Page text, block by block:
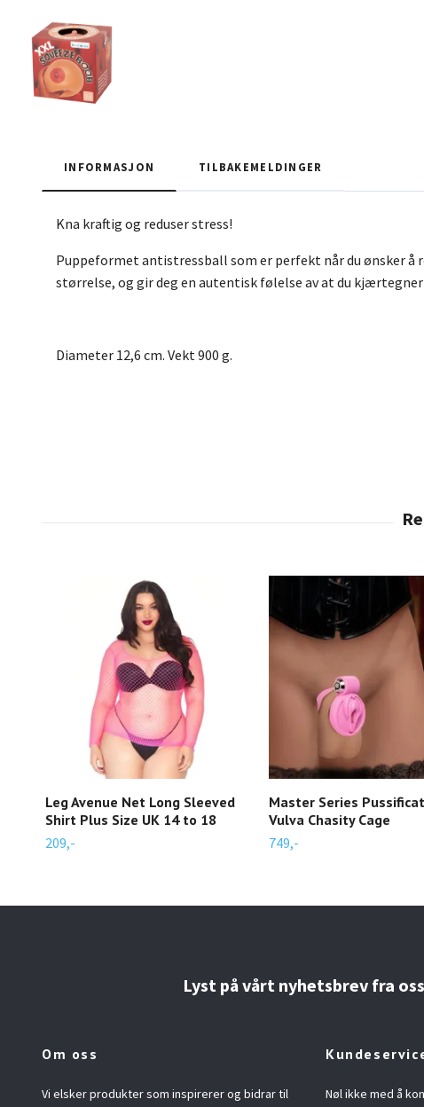
INFORMASJON TILBAKEMELDINGER
Kna kraftig og reduser stress!
Puppeformet antistressball som er perfekt når du ønsker
størrelse, og gir deg en autentisk følelse av at du
Diameter 12,6 cm. Vekt 900 g.
Leg Avenue Net Long Sleeved
Shirt Plus Size UK 14 to 18
209,-
Master Series
Vulva Chasity Cage
749,-
Lyst på vårt nyhetsbrev fra
Om oss
Vi elsker produkter som inspirerer og bidrar til
Nøl ikke med å